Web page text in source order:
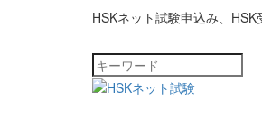
HSKネット試験申込み、